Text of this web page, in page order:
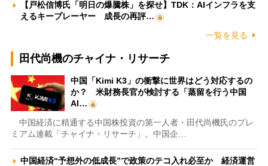
【戸松信博氏「明日の爆騰株」を探せ】TDK：AIインフラを支
えるキープレーヤー 成長の再評…
一覧を見る
田代尚機のチャイナ・リサーチ
中国「Kimi K3」の衝撃に世界はどう対応するの
か？ 米財務長官が検討する「蒸留を行う中国
AI…
中国経済に精通する中国株投資の第一人者・田代尚機氏のプレ
ミアム連載「チャイナ・リサーチ」。中国企…
中国経済“予想外の低成長”で政策のテコ入れ必至か 経済運営